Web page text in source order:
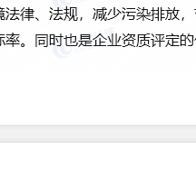
源科技有限公司2022年9月